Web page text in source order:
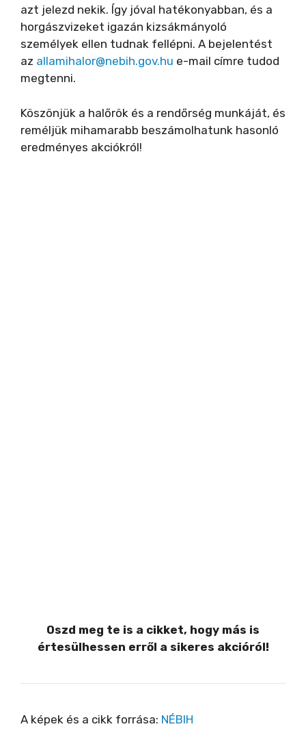
V
i
e
azt jelezd nekik. Így jóval hatékonyabban, és a
horgászvizeket igazán kizsákmányoló
személyek ellen tudnak fellépni. A bejelentést
az allamihalor@nebih.gov.hu e-mail címre tudod
megtenni.
Köszönjük a halőrök és a rendőrség munkáját, és
reméljük mihamarabb beszámolhatunk hasonló
eredményes akciókról!
Oszd meg te is a cikket, hogy más is
értesülhessen erről a sikeres akcióról!
A képek és a cikk forrása: NÉBIH